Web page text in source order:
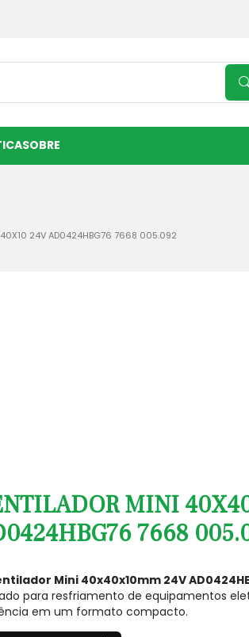
SOBRE
24V AD0424HBG76 7668 005.092
MINI
7668
Mini 40x40x10mm 24V
para resfriamento de equipamentos
em um formato compacto.